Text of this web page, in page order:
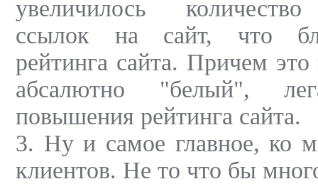
увеличилось
ссылок на сайт, что
рейтинга сайта. Причем
абсалютно "белый",
повышения рейтинга сайта.
3. Ну и самое главное, ко
клиентов. Не то что бы